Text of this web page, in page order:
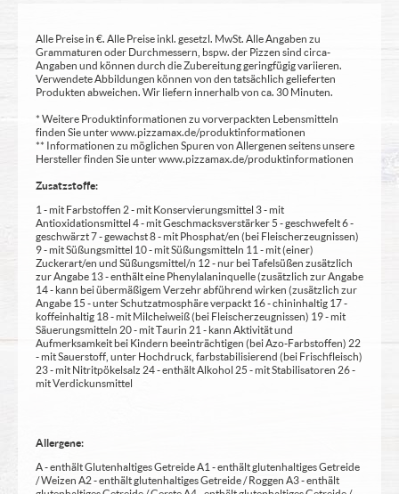
Alle Preise in €. Alle Preise inkl. gesetzl. MwSt. Alle Angaben zu
Grammaturen oder Durchmessern, bspw. der Pizzen sind circa-
Angaben und können durch die Zubereitung geringfügig variieren.
Verwendete Abbildungen können von den tatsächlich gelieferten
Produkten abweichen. Wir liefern innerhalb von ca. 30 Minuten.
* Weitere Produktinformationen zu vorverpackten Lebensmitteln
finden Sie unter www.pizzamax.de/produktinformationen
** Informationen zu möglichen Spuren von Allergenen seitens unsere
Hersteller finden Sie unter www.pizzamax.de/produktinformationen
Zusatzstoffe:
1 - mit Farbstoffen 2 - mit Konservierungsmittel 3 - mit
Antioxidationsmittel 4 - mit Geschmacksverstärker 5 - geschwefelt 6 -
geschwärzt 7 - gewachst 8 - mit Phosphat/en (bei Fleischerzeugnissen)
9 - mit Süßungsmittel 10 - mit Süßungsmitteln 11 - mit (einer)
Zuckerart/en und Süßungsmittel/n 12 - nur bei Tafelsüßen zusätzlich
zur Angabe 13 - enthält eine Phenylalaninquelle (zusätzlich zur Angabe
14 - kann bei übermäßigem Verzehr abführend wirken (zusätzlich zur
Angabe 15 - unter Schutzatmosphäre verpackt 16 - chininhaltig 17 -
koffeinhaltig 18 - mit Milcheiweiß (bei Fleischerzeugnissen) 19 - mit
Säuerungsmitteln 20 - mit Taurin 21 - kann Aktivität und
Aufmerksamkeit bei Kindern beeinträchtigen (bei Azo-Farbstoffen) 22
- mit Sauerstoff, unter Hochdruck, farbstabilisierend (bei Frischfleisch)
23 - mit Nitritpökelsalz 24 - enthält Alkohol 25 - mit Stabilisatoren 26 -
mit Verdickunsmittel
Allergene:
A - enthält Glutenhaltiges Getreide A1 - enthält glutenhaltiges Getreide
/ Weizen A2 - enthält glutenhaltiges Getreide / Roggen A3 - enthält